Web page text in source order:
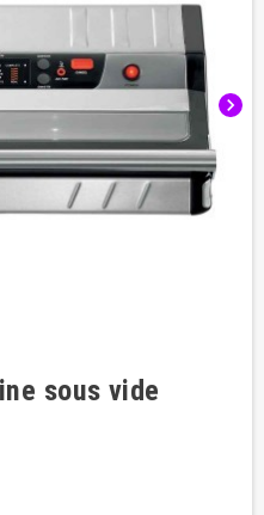
chevron_right
sous vide